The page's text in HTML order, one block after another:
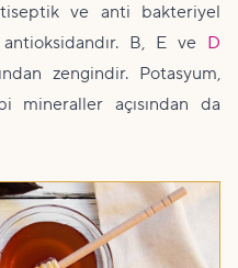
ve anti bakteriyel
B, E ve D
zengindir. Potasyum,
mineraller açısından da